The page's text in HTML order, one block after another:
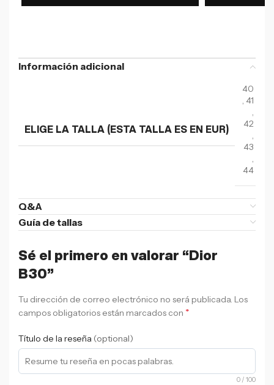
Información adicional
ELIGE LA TALLA (ESTA TALLA ES EN EUR)
40
, 41
,
42
,
43
,
44
Q&A
Guía de tallas
Sé el primero en valorar “Dior
B30”
Tu dirección de correo electrónico no será publicada. Los
campos obligatorios están marcados con *
Título de la reseña (optional)
0 / 100